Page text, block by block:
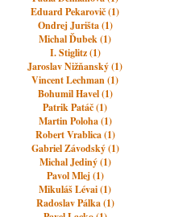
Eduard Pekarovič (1)
Ondrej Jurišta (1)
Michal Ďubek (1)
I. Stiglitz (1)
Jaroslav Nižňanský (1)
Vincent Lechman (1)
Bohumil Havel (1)
Patrik Patáč (1)
Martin Poloha (1)
Robert Vrablica (1)
Gabriel Závodský (1)
Michal Jediný (1)
Pavol Mlej (1)
Mikuláš Lévai (1)
Radoslav Pálka (1)